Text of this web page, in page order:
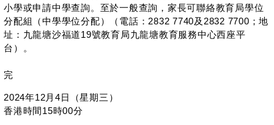
小學或申請中學查詢。至於一般查詢，家長可聯絡教育局學位
分配組（中學學位分配）（電話：2832 7740及2832 7700；地
址：九龍塘沙福道19號教育局九龍塘教育服務中心西座平
台）。
完
2024年12月4日（星期三）
香港時間15時00分